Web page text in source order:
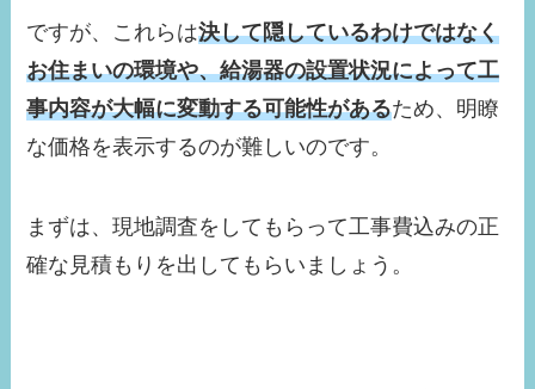
ですが、これらは決して隠しているわけではなく
お住まいの環境や、給湯器の設置状況によって工
事内容が大幅に変動する可能性があるため、明瞭
な価格を表示するのが難しいのです。
まずは、現地調査をしてもらって工事費込みの正
確な見積もりを出してもらいましょう。